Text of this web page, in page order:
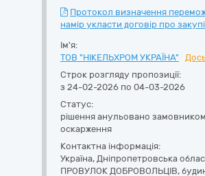
Протокол визначення
намір укласти договір про
Ім'я:
ТОВ "НІКЕЛЬХРОМ УКРАЇНА"
Строк розгляду пропозиції:
з 24-02-2026 по 04-03-2026
Статус:
рішення анульовано
оскарження
Контактна інформація:
Україна, Дніпропетровська
ПРОВУЛОК ДОБРОВОЛЬЦІВ,